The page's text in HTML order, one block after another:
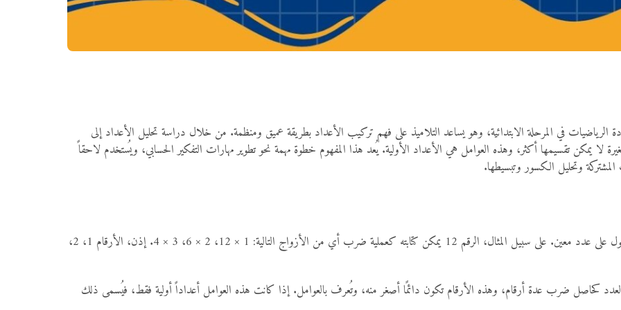
الرياضيات في المرحلة الابتدائية، وهو يساعد التلاميذ على فهم تركيب الأعداد بطريقة عميق ومنظمة. من خلال دراسة تحليل الأعداد إلى
يمكن تقسيمها أكثر، وهذه العوامل هي الأعداد الأولية. يُعد هذا المفهوم خطوة مهمة نحو تطوير مهارات التفكير الحسابي، ويُستخدم لاحقاً
وتحليل الكسور وتبسيطها.
بأنها الأرقام التي تُضرب معاً للحصول على عدد معين. على سبيل المثال، الرقم 12 يمكن كتابته كعملية ضرب أي من الأزواج التالية: 1 × 12، 2 × 6، 3 × 4. إذن، الأرقام 1، 2،
كحاصل ضرب عدة أرقام، وهذه الأرقام تكون دائمًا أصغر منه، وتُعرف بالعوامل. إذا كانت هذه العوامل أعداداً أولية فقط، فيُسمى ذلك